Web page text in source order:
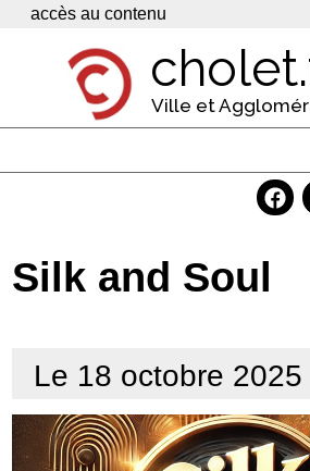
Panneau de gestion des cookies
accès au contenu
Ville et
Economie
Contacts
Silk and Soul
Le 18 octobre 2025